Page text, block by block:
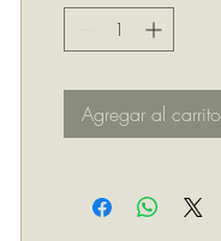
Agregar al carrito